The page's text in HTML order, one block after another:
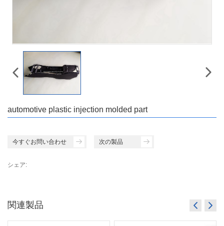
automotive plastic injection molded part
今すぐお問い合わせ 次の製品
シェア:
関連製品